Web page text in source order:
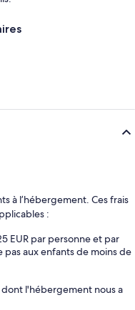
à l’hébergement. Ces frais
:
EUR par personne et par
aux enfants de moins de
dont l'hébergement nous a